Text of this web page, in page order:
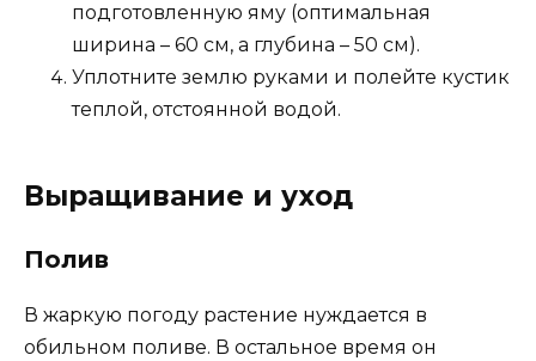
подготовленную яму (оптимальная
ширина – 60 см, а глубина – 50 см).
Уплотните землю руками и полейте кустик
теплой, отстоянной водой.
Выращивание и уход
Полив
В жаркую погоду растение нуждается в
обильном поливе. В остальное время он